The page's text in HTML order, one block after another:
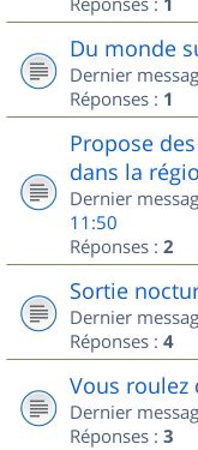
Du monde
Dernier
Réponses : 1
Propose
dans la
Dernier
11:50
Réponses : 2
Sortie
Dernier
Réponses : 4
Vous roulez
Dernier
Réponses : 3